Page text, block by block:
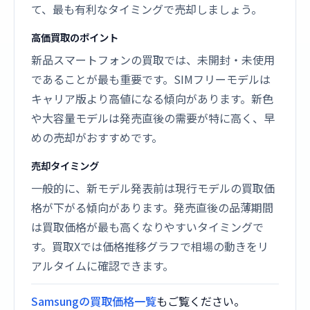
て、最も有利なタイミングで売却しましょう。
高価買取のポイント
新品スマートフォンの買取では、未開封・未使用
であることが最も重要です。SIMフリーモデルは
キャリア版より高値になる傾向があります。新色
や大容量モデルは発売直後の需要が特に高く、早
めの売却がおすすめです。
売却タイミング
一般的に、新モデル発表前は現行モデルの買取価
格が下がる傾向があります。発売直後の品薄期間
は買取価格が最も高くなりやすいタイミングで
す。買取Xでは価格推移グラフで相場の動きをリ
アルタイムに確認できます。
Samsungの買取価格一覧もご覧ください。